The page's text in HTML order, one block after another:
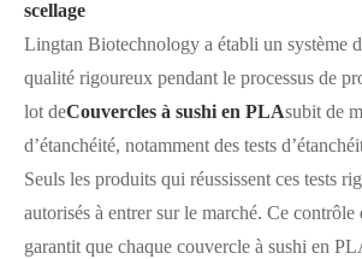
scellage
Lingtan Biotechnology a établi un système
qualité rigoureux pendant le processus de
lot deCouvercles à sushi en PLAsubit de
d’étanchéité, notamment des tests
Seuls les produits qui réussissent ces tests
autorisés à entrer sur le marché. Ce
garantit que chaque couvercle à sushi en